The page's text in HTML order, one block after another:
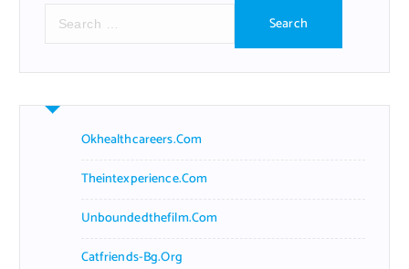
r
h
Okhealthcareers.com
Theintexperience.com
Unboundedthefilm.com
Catfriends-Bg.org